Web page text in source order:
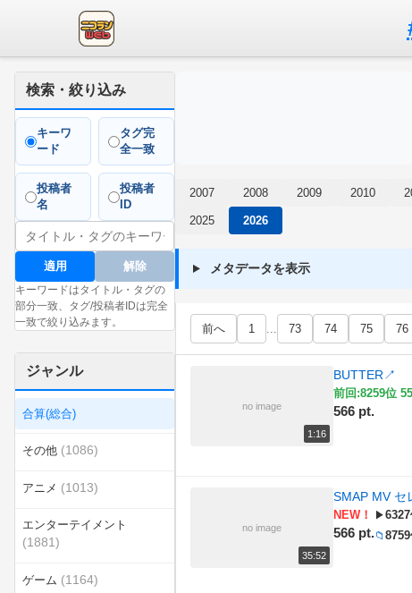
検索・絞り込み
キーワ
ード
タグ完
全一致
投稿者
名
投稿者
ID
適用 解除
キーワードはタイトル・タグの
部分一致、タグ/投稿者IDは完全
一致で絞り込みます。
ジャンル
合算(総合)
その他 (1086)
アニメ (1013)
エンターテイメント
(1881)
ゲーム (1164)
2007 2008 2009 2010
2025 2026
メタデータを表示
前へ 1 ... 73 74 75 76
no image
1:16
BUTTER↗
前回:8259位
566 pt.
no image
35:52
SMAP MV セ
NEW！
566 pt.
▶
📁